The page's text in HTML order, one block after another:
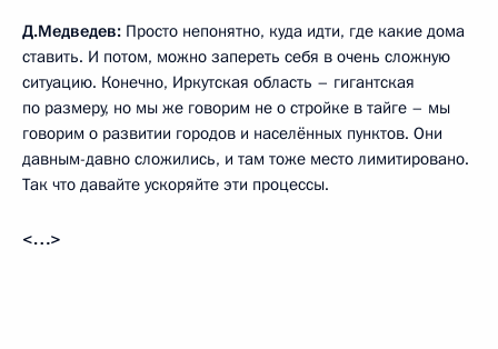
Д.Медведев: Просто непонятно, куда идти, где какие дома
ставить. И потом, можно запереть себя в очень сложную
ситуацию. Конечно, Иркутская область – гигантская
по размеру, но мы же говорим не о стройке в тайге – мы
говорим о развитии городов и населённых пунктов. Они
давным-давно сложились, и там тоже место лимитировано.
Так что давайте ускоряйте эти процессы.
<…>